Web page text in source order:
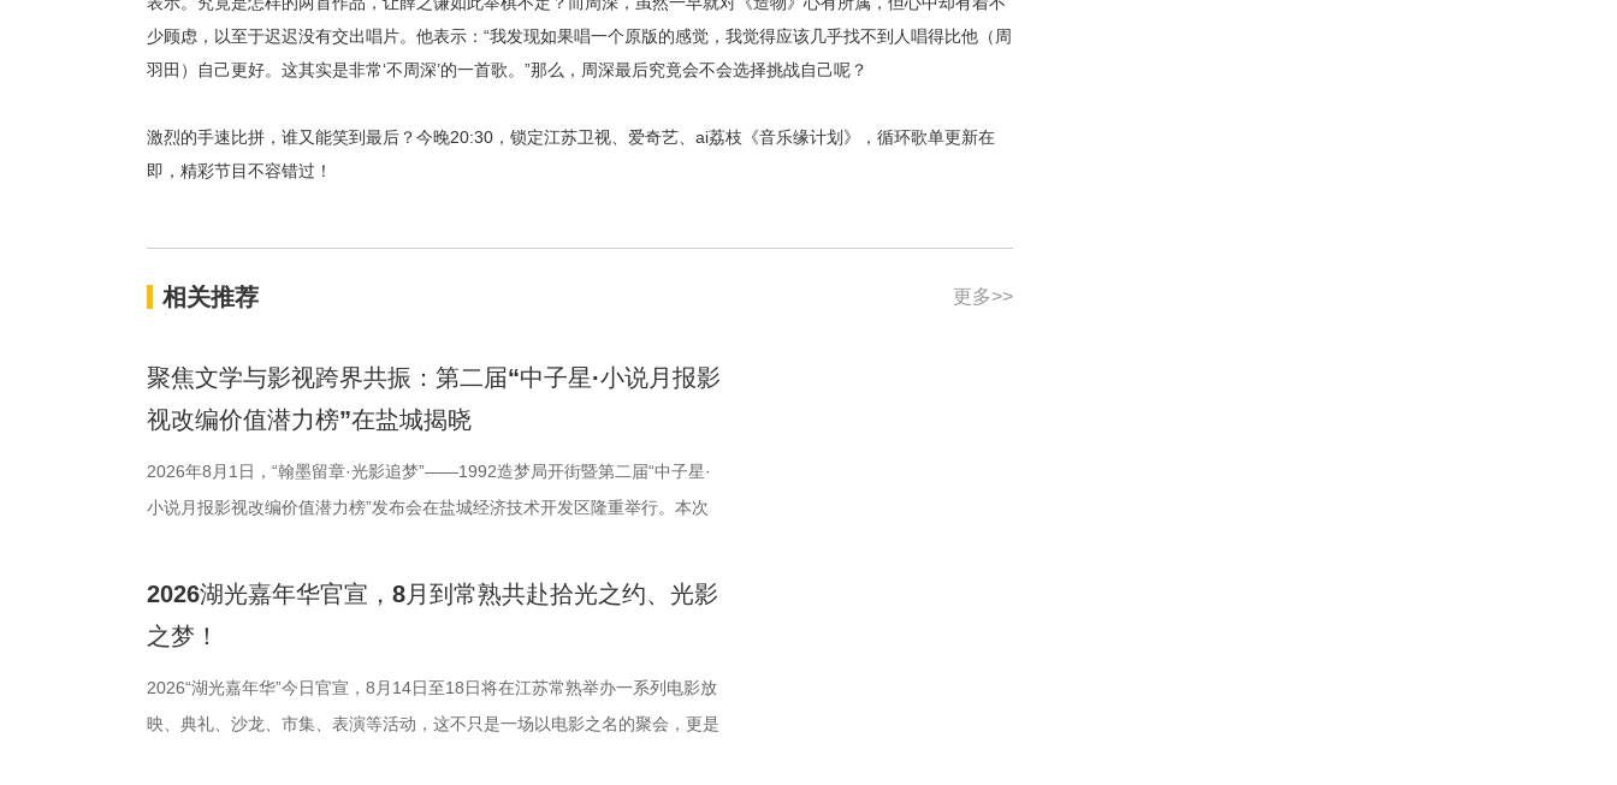
少顾虑，以至于迟迟没有交出唱片。他表示： “我发现如果唱一个原版的感觉，我觉得应该几乎找不到人唱得比他（周
羽田）自己更好。这其实是非常‘不周深’的一首歌。”那么，周深最后究竟会不会选择挑战自己呢？
激烈的手速比拼，谁又能笑到最后？今晚20:30，锁定江苏卫视、爱奇艺、ai荔枝《音乐缘计划》，循环歌单更新在
即，精彩节目不容错过！
相关推荐 更多>>
聚焦文学与影视跨界共振：第二届“中子星·小说月报影
视改编价值潜力榜”在盐城揭晓
2026年8月1日，“翰墨留章·光影追梦”——1992造梦局开街暨第二届“中子星·
小说月报影视改编价值潜力榜”发布会在盐城经济技术开发区隆重举行。本次
化广电和旅游局、盐城经济技术开发区指导，江苏世纪新城投资控股集团有限
达文化传媒公司联合主办，盐城师范学院、盐城幼儿师范高等专科学校协办。
活动当天，众多知名编剧、导演、作家、行业专家、平台代表及影视公司负责
人齐聚一堂，共同见证文学与影视两大艺术形态的深度对话与跨界共振，开启
2026湖光嘉年华官宣，8月到常熟共赴拾光之约、光影
之梦！
2026“湖光嘉年华”今日官宣，8月14日至18日将在江苏常熟举办一系列电影放
映、典礼、沙龙、市集、表演等活动，这不只是一场以电影之名的聚会，更是